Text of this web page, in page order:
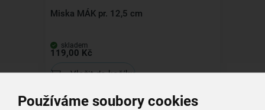
Používáme soubory cookies
Miska MÁK pr. 12,5 cm
skladem
119,00 Kč
Vložit do košíku